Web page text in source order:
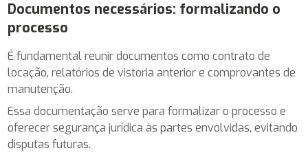
Documentos necessários: formalizando o
processo
É fundamental reunir documentos como contrato de
locação, relatórios de vistoria anterior e comprovantes de
manutenção.
Essa documentação serve para formalizar o processo e
oferecer segurança jurídica às partes envolvidas, evitando
disputas futuras.